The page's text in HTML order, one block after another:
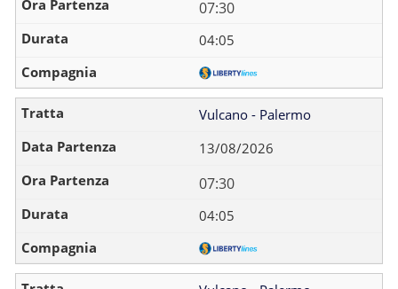
07:30
04:05
Vulcano - Palermo
13/08/2026
07:30
04:05